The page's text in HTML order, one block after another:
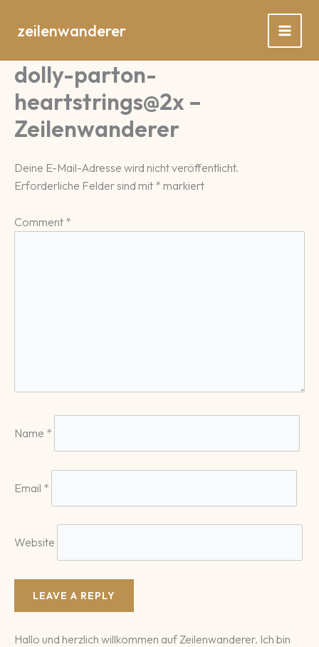
Inhaltzeilenwanderer
dolly-parton-
heartstrings@2x –
Zeilenwanderer
Deine E-Mail-Adresse wird nicht veröffentlicht.
Erforderliche Felder sind mit * markiert
Comment *
Name *
Email *
Website
Hallo und herzlich willkommen auf Zeilenwanderer. Ich bin